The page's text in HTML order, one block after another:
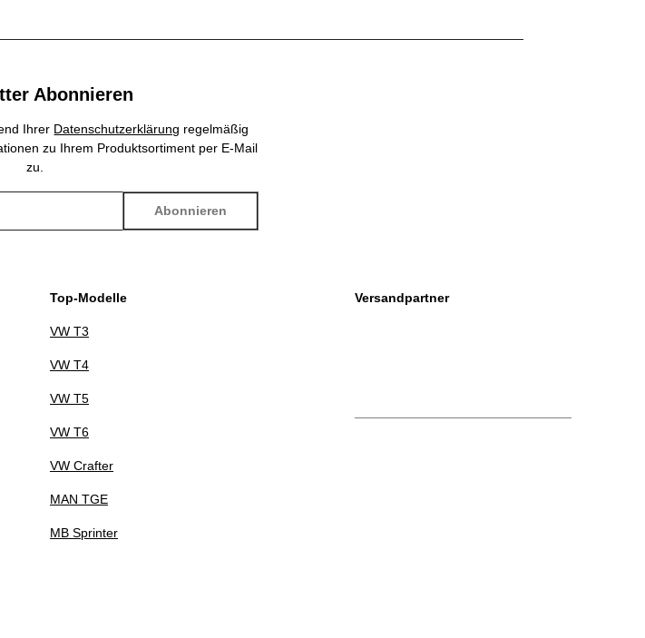
Abonnieren
Ihrer Datenschutzerklärung regelmäßig
zu Ihrem Produktsortiment per E-Mail
zu.
Abonnieren
Top-Modelle
VW T3
VW T4
VW T5
VW T6
VW Crafter
MAN TGE
MB Sprinter
Versandpartner